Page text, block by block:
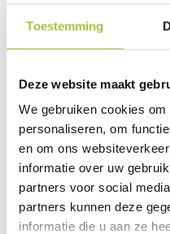
Toestemming
Deze website maakt
We gebruiken cookies
personaliseren, om
en om ons
informatie over uw
partners voor social
partners kunnen deze
informatie die u aan ze
soorten zijn Malus ‘Evereste’
blijft klein en heeft een mooie
Welke kleur hebben de
grote witte tot lichtroze
De
Verzorging:
Geef de
de sierappel geen speciale